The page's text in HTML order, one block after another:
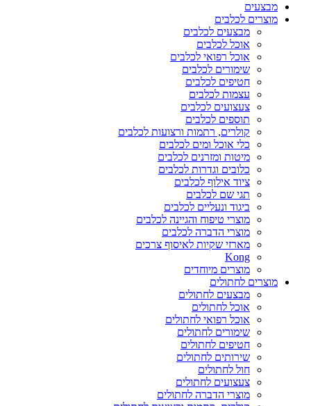
מבצעים
מוצרים לכלבים
מבצעים לכלבים
אוכל לכלבים
אוכל רפואי לכלבים
שימורים לכלבים
חטיפים לכלבים
עצמות לכלבים
צעצועים לכלבים
תוספים לכלבים
קולרים, רתמות ורצועות לכלבים
כלי אוכל ומים לכלבים
מיטות ומזרנים לכלבים
כלובים וגדרות לכלבים
ציוד אילוף לכלבים
תגי שם לכלבים
ביגוד ונעליים לכלבים
מוצרי טיפוח והגיינה לכלבים
מוצרי הדברה לכלבים
מארזי שקיות לאיסוף צרכים
Kong
מוצרים מיוחדים
מוצרים לחתולים
מבצעים לחתולים
אוכל לחתולים
אוכל רפואי לחתולים
שימורים לחתולים
חטיפים לחתולים
שירותים לחתולים
חול לחתולים
צעצועים לחתולים
מוצרי הדברה לחתולים